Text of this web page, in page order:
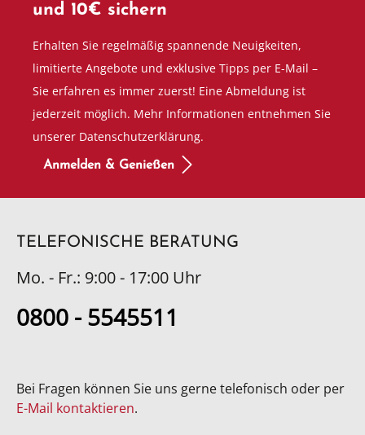
und 10€ sichern
Erhalten Sie regelmäßig spannende Neuigkeiten,
limitierte Angebote und exklusive Tipps per E-Mail –
Sie erfahren es immer zuerst! Eine Abmeldung ist
jederzeit möglich. Mehr Informationen entnehmen Sie
unserer Datenschutzerklärung.
Anmelden & Genießen
TELEFONISCHE BERATUNG
Mo. - Fr.: 9:00 - 17:00 Uhr
0800 - 5545511
Bei Fragen können Sie uns gerne telefonisch oder per
E-Mail kontaktieren.